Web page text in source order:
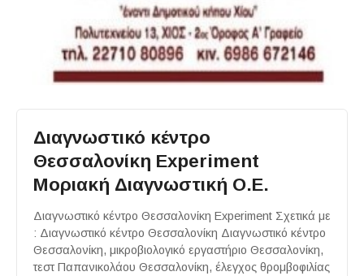
Διαγνωστικό κέντρο
Θεσσαλονίκη Experiment
Μοριακή Διαγνωστική Ο.Ε.
Διαγνωστικό κέντρο Θεσσαλονίκη Experiment Σχετικά με
: Διαγνωστικό κέντρο Θεσσαλονίκη Διαγνωστικό κέντρο
Θεσσαλονίκη, μικροβιολογικό εργαστήριο Θεσσαλονίκη,
τεστ Παπανικολάου Θεσσαλονίκη, έλεγχος θρομβοφιλίας